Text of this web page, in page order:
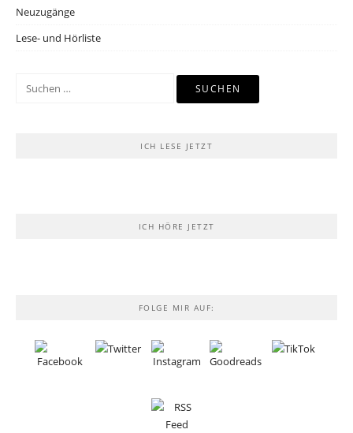
Neuzugänge
Lese- und Hörliste
Suchen
ICH LESE JETZT
ICH HÖRE JETZT
FOLGE MIR AUF: